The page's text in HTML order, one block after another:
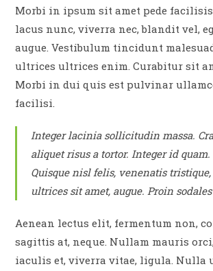
Morbi in ipsum sit amet pede facilisis
lacus nunc, viverra nec, blandit vel,
augue. Vestibulum tincidunt
ultrices ultrices enim. Curabitur sit
Morbi in dui quis est pulvinar
facilisi.
Integer lacinia sollicitudin massa.
aliquet risus a tortor. Integer id
Quisque nisl felis, venenatis
ultrices sit amet, augue. Proin
Aenean lectus elit, fermentum non,
sagittis at, neque. Nullam mauris
iaculis et, viverra vitae, ligula. Nulla